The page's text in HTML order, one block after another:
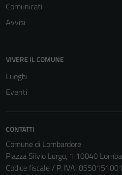
Comunicati
Avvisi
VIVERE IL COMUNE
Luoghi
Eventi
CONTATTI
Comune di Lombardore
Piazza Silvio Lurgo, 1 10040
Codice fiscale / P. IVA: